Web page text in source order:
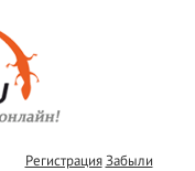
Регистрация Забыли